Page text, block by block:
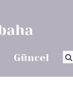
Güncel